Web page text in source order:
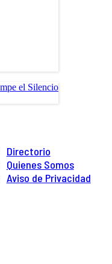
el Silencio
Directorio
Quienes Somos
Aviso de Privacidad